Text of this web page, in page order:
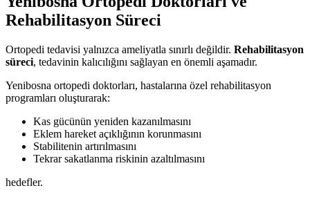
Rehabilitasyon Süreci
Ortopedi tedavisi yalnızca ameliyatla sınırlı değildir. Rehabilitasyon
süreci, tedavinin kalıcılığını sağlayan en önemli aşamadır.
Yenibosna ortopedi doktorları, hastalarına özel rehabilitasyon
programları oluşturarak:
Kas gücünün yeniden kazanılmasını
Eklem hareket açıklığının korunmasını
Stabilitenin artırılmasını
Tekrar sakatlanma riskinin azaltılmasını
hedefler.